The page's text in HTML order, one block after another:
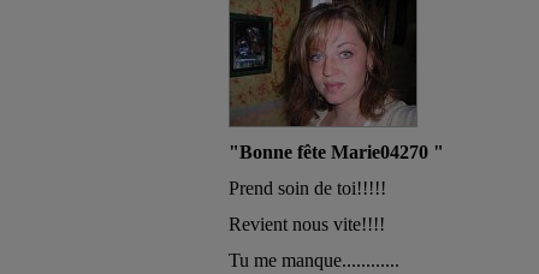
"Bonne fête Marie04270 "
Prend soin de toi!!!!!
Revient nous vite!!!!
Tu me manque............